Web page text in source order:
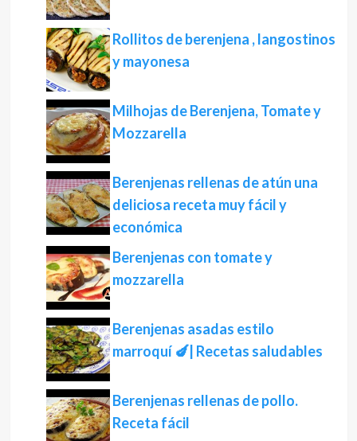
Rollitos de berenjena , langostinos
y mayonesa
Milhojas de Berenjena, Tomate y
Mozzarella
Berenjenas rellenas de atún una
deliciosa receta muy fácil y
económica
Berenjenas con tomate y
mozzarella
Berenjenas asadas estilo
marroquí 🍆| Recetas saludables
Berenjenas rellenas de pollo.
Receta fácil